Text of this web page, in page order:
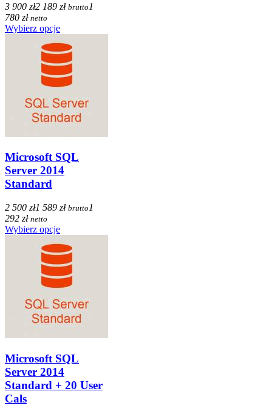
3 900 zł2 189 zł brutto 1
780 zł netto
Wybierz opcje
Microsoft SQL
Server 2014
Standard
2 500 zł1 589 zł brutto 1
292 zł netto
Wybierz opcje
Microsoft SQL
Server 2014
Standard + 20 User
Cals